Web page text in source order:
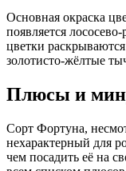
Основная окраска
появляется
цветки
золотисто-жёлтые
Плюсы и
Сорт Фортуна,
нехарактерный для
чем посадить её на